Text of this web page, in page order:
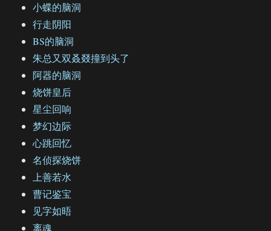
小蝶的脑洞
行走阴阳
BS的脑洞
朱总又双叒叕撞到头了
阿器的脑洞
烧饼皇后
星尘回响
梦幻边际
心跳回忆
名侦探烧饼
上善若水
曹记鉴宝
见字如晤
离魂